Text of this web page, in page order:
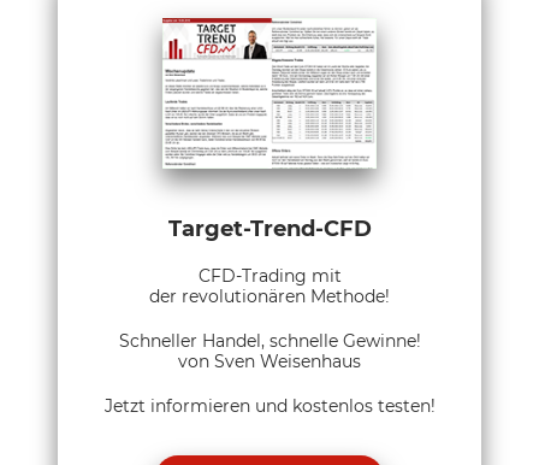
Target-Trend-CFD
CFD-Trading mit
der revolutionären Methode!
Schneller Handel, schnelle Gewinne!
von Sven Weisenhaus
Jetzt informieren und kostenlos testen!